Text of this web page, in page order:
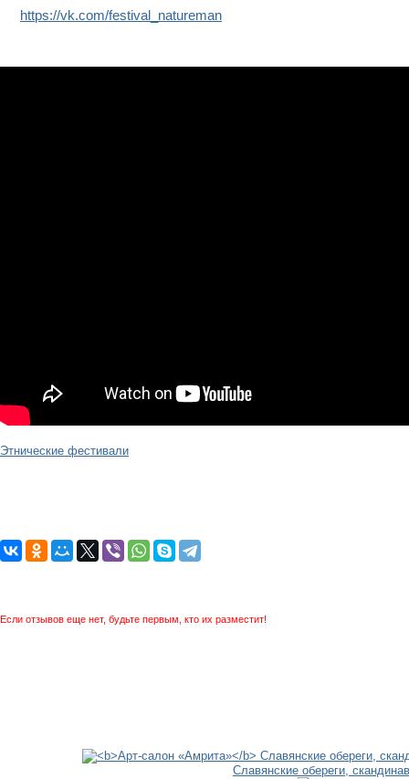
https://vk.com/festival_natureman
Этнические фестивали
Если отзывов еще нет, будьте первым, кто их разместит!
Славянские обереги,